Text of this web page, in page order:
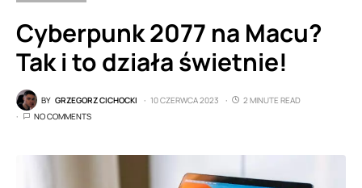
Cyberpunk 2077 na Macu?
Tak i to działa świetnie!
BY GRZEGORZ CICHOCKI 10 CZERWCA 2023
2 MINUTE READ
NO COMMENTS